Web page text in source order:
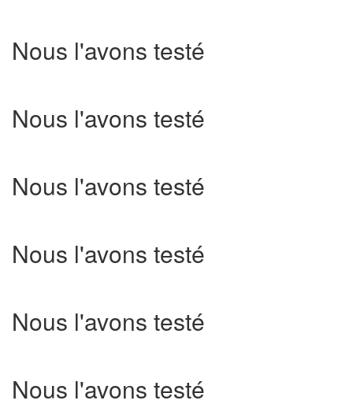
Nous l'avons testé
Nous l'avons testé
Nous l'avons testé
Nous l'avons testé
Nous l'avons testé
Nous l'avons testé